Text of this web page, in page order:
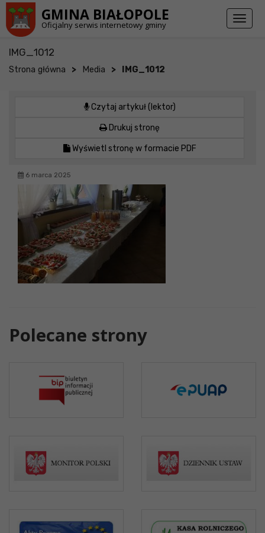
GMINA BIAŁOPOLE
Oficjalny serwis internetowy gminy
Toggle
IMG_1012
Strona główna > Media > IMG_1012
Czytaj artykuł (lektor)
Drukuj stronę
Wyświetl stronę w formacie PDF
6 marca 2025
Polecane strony